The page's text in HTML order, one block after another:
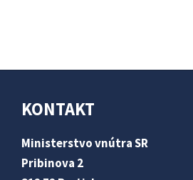
KONTAKT
Ministerstvo vnútra SR
Pribinova 2